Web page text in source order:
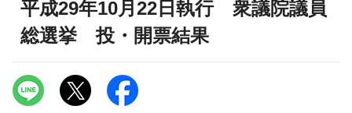
平成29年10月22日執行 衆議院議員
総選挙 投・開票結果